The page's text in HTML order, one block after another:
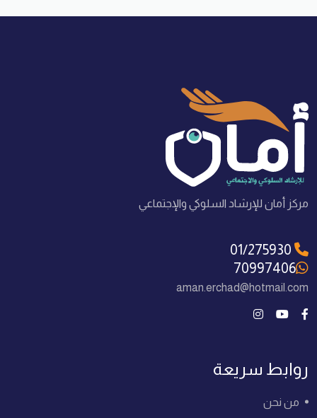
مركز أمان للإرشاد السلوكي والإجتماعي
70997406
aman.erchad@hotmail.com
روابط سريعة
من نحن